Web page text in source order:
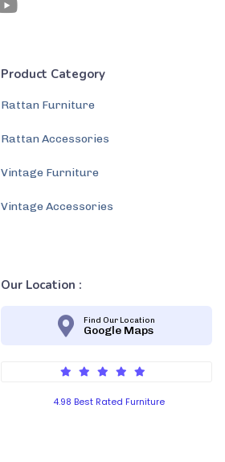
Product Category
Rattan Furniture
Rattan Accessories
Vintage Furniture
Vintage Accessories
Our Location :
Find Our Location
Google Maps
4.98 Best Rated Furniture